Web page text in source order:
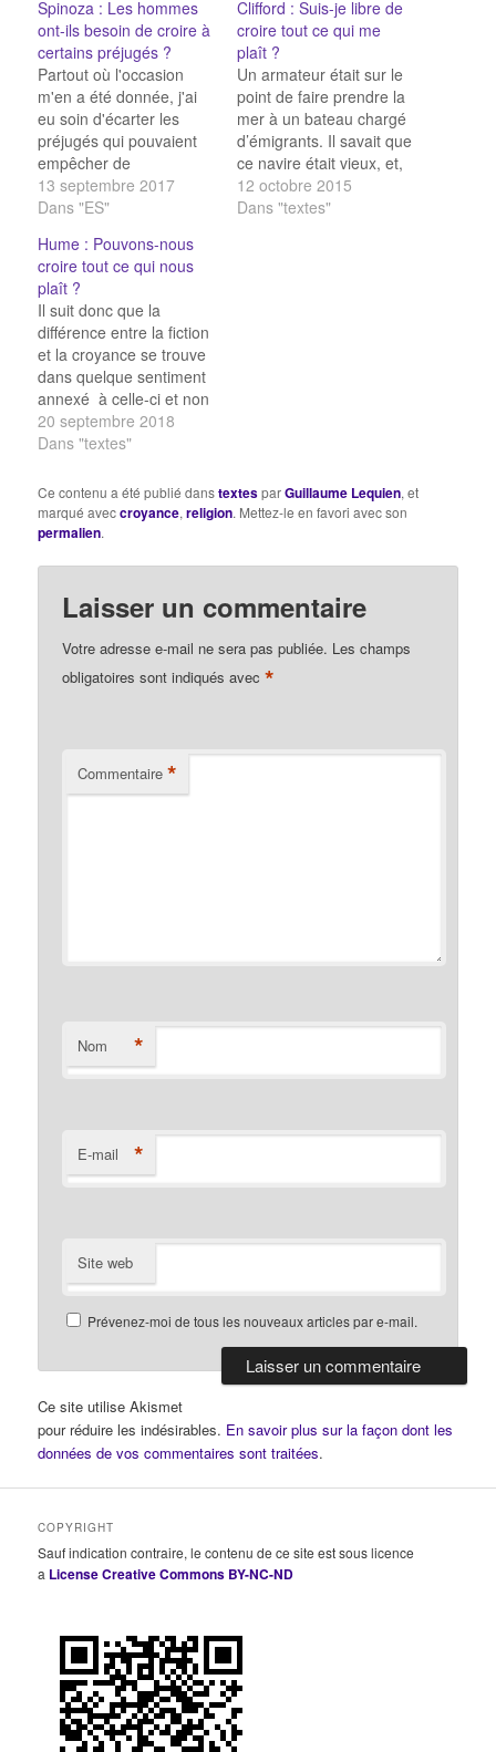
Spinoza : Les hommes
ont-ils besoin de croire à
certains préjugés ?
Partout où l'occasion
m'en a été donnée, j'ai
eu soin d'écarter les
préjugés qui pouvaient
empêcher de
comprendre mes
démonstrations ; mais
beaucoup de préjugés
qui pouvaient et peuvent
empêcher encore - et
même au plus haut point
- les hommes de saisir
l'enchaînement des
choses comme…
13 septembre 2017
Dans "ES"
Clifford : Suis-je libre de
croire tout ce qui me
plaît ?
Un armateur était sur le
point de faire prendre la
mer à un bateau chargé
d’émigrants. Il savait que
ce navire était vieux, et,
surtout, qu’il avait de
nombreux défauts de
12 octobre 2015
Dans "textes"
Hume : Pouvons-nous
croire tout ce qui nous
plaît ?
Il suit donc que la
différence entre la fiction
et la croyance se trouve
dans quelque sentiment
annexé à celle-ci et non
à celle-là, qui ne dépend
pas de la volonté et ne
plaisir. Il faut que la
nature l’éveille comme
tous les autres
20 septembre 2018
Dans "textes"
Ce contenu a été publié danstextesparGuillaume Lequien, et
marqué aveccroyance,religion. Mettez-le en favori avec son
permalien.
Laisser un commentaire
Votre adresse e-mail ne sera pas publiée. Les champs
obligatoires sont indiqués avec*
Commentaire *
Nom *
E-mail *
Site web
Prévenez-moi de tous les nouveaux articles par e-mail.
Ce site utilise Akismet
pour réduire les indésirables. En savoir plus sur la façon dont les
données de vos commentaires sont traitées.
COPYRIGHT
Sauf indication contraire, le contenu de ce site est sous licence
a License Creative Commons BY-NC-ND